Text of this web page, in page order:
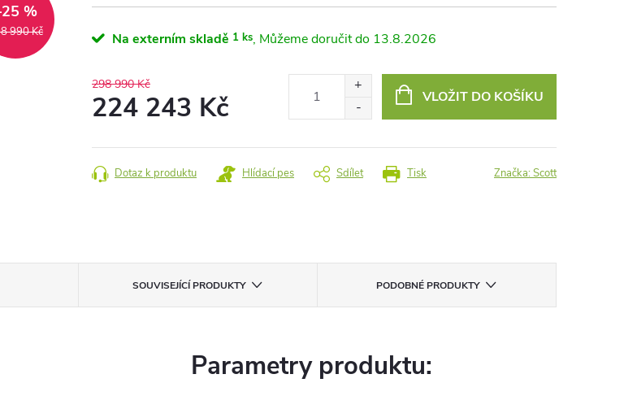
990 Kč
%
Na externím skladě 1 ks 13.8.2026
298 990 Kč
224 243 Kč
cena:
VLOŽIT DO KOŠÍKU
Tisk
Dotaz k produktu Hlídací pes Sdílet Značka:Scott
SOUVISEJÍCÍ PRODUKTY PODOBNÉ PRODUKTY
Parametry produktu: